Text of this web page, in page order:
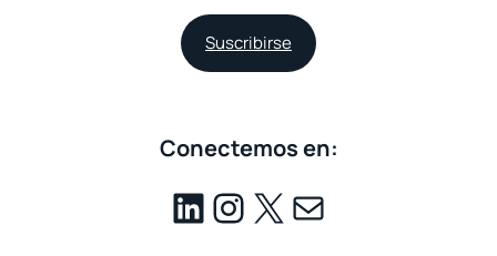
Suscribirse
Conectemos en: